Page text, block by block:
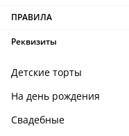
ПРАВИЛА
Реквизиты
Детские торты
На день рождения
Свадебные